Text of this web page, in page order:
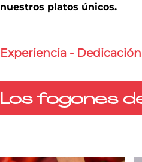
nuestros platos únicos.
Experiencia -
Los fogones